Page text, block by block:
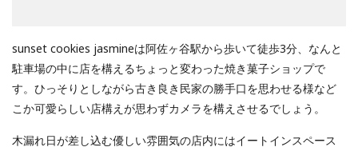
sunset cookies jasmineは阿佐ヶ谷駅から歩いて徒歩3分、なんと
駐車場の中に店を構えるちょっと変わった焼き菓子ショップで
す。ひっそりとしながら古き良き民家の勝手口を思わせる様など
こか可愛らしい店構えが思わずカメラを構えさせるでしょう。
木漏れ日が差し込む優しい雰囲気の店内にはイートインスペース